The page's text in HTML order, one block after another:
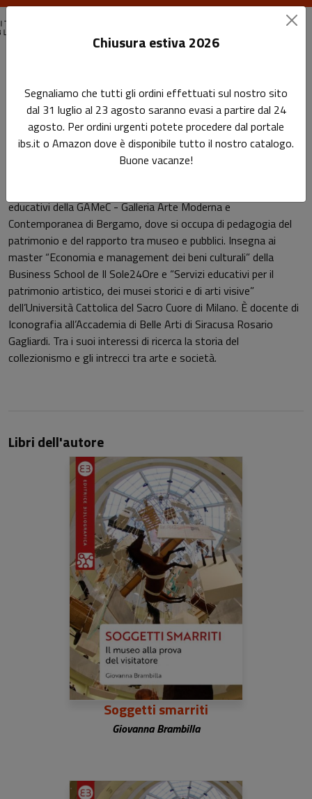
Giovanna Brambilla
Pagina di Giovanna Brambilla
educativi della GAMeC - Galleria Arte Moderna e
Contemporanea di Bergamo, dove si occupa di pedagogia del
patrimonio e del rapporto tra museo e pubblici. Insegna ai
master “Economia e management dei beni culturali” della
Business School de Il Sole24Ore e “Servizi educativi per il
patrimonio artistico, dei musei storici e di arti visive”
dell’Università Cattolica del Sacro Cuore di Milano. È docente di
Iconografia all’Accademia di Belle Arti di Siracusa Rosario
Gagliardi. Tra i suoi interessi di ricerca la storia del
collezionismo e gli intrecci tra arte e società.
Libri dell'autore
Soggetti smarriti
Giovanna Brambilla
Chiusura estiva 2026
Segnaliamo che tutti gli ordini effettuati sul nostro sito
dal 31 luglio al 23 agosto saranno evasi a partire dal 24
agosto. Per ordini urgenti potete procedere dal portale
ibs.it o Amazon dove è disponibile tutto il nostro catalogo.
Buone vacanze!